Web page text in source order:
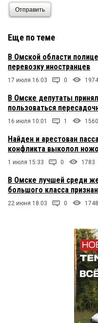
такой же
Отправить
Еще по теме
В Омской области
перевозку иностранцев
17 июля 16:03 0 1974
В Омске депутаты
пользоваться
16 июля 10:01 1 1560
Найден и арестован
конфликта выколол
1 июля 15:33 0 1783
В Омске лучшей среди
большого класса
22 июня 18:03 0 1748